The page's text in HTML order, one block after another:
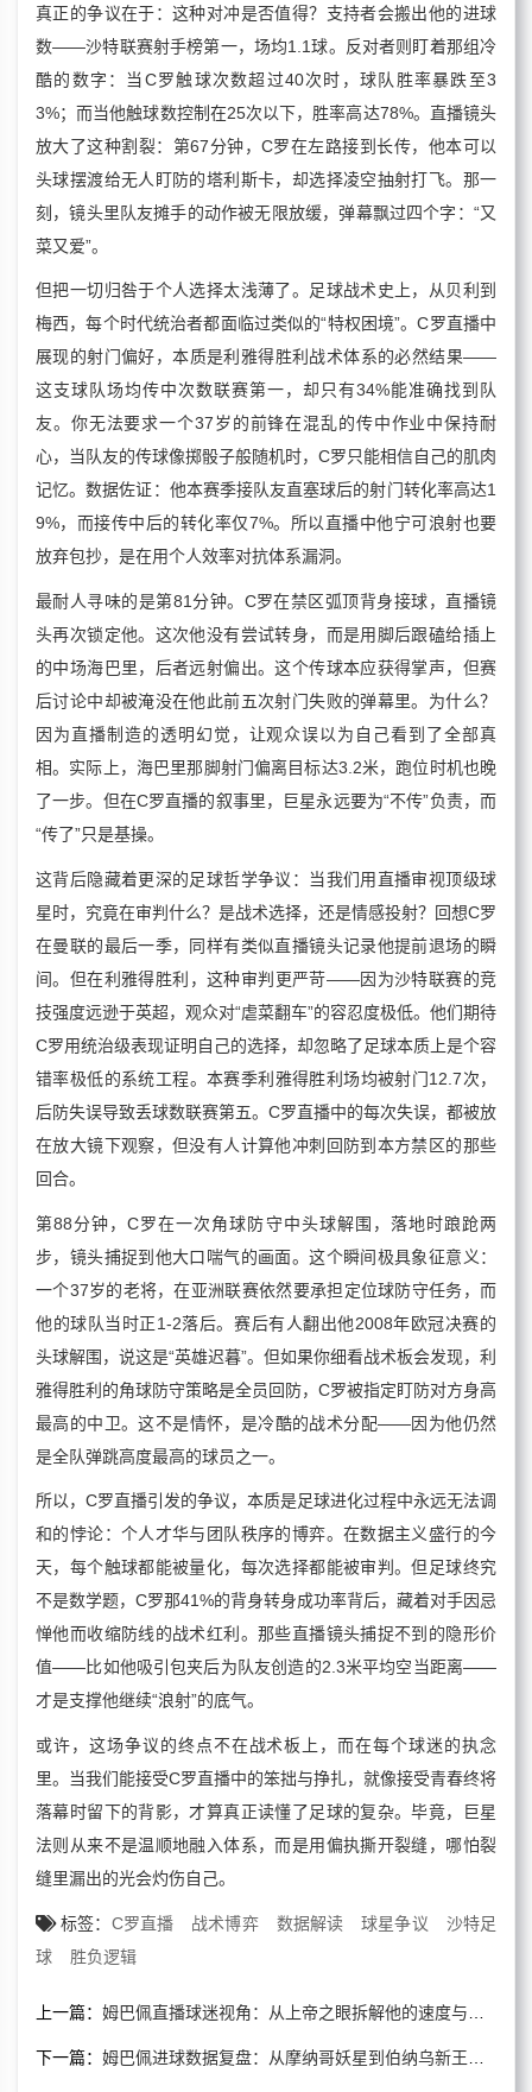
真正的争议在于：这种对冲是否值得？支持者会搬出他的进球
数——沙特联赛射手榜第一，场均1.1球。反对者则盯着那组冷
酷的数字：当C罗触球次数超过40次时，球队胜率暴跌至3
3%；而当他触球数控制在25次以下，胜率高达78%。直播镜头
放大了这种割裂：第67分钟，C罗在左路接到长传，他本可以
头球摆渡给无人盯防的塔利斯卡，却选择凌空抽射打飞。那一
刻，镜头里队友摊手的动作被无限放缓，弹幕飘过四个字：“又
菜又爱”。
但把一切归咎于个人选择太浅薄了。足球战术史上，从贝利到
梅西，每个时代统治者都面临过类似的“特权困境”。C罗直播中
展现的射门偏好，本质是利雅得胜利战术体系的必然结果——
这支球队场均传中次数联赛第一，却只有34%能准确找到队
友。你无法要求一个37岁的前锋在混乱的传中作业中保持耐
心，当队友的传球像掷骰子般随机时，C罗只能相信自己的肌肉
记忆。数据佐证：他本赛季接队友直塞球后的射门转化率高达1
9%，而接传中后的转化率仅7%。所以直播中他宁可浪射也要
放弃包抄，是在用个人效率对抗体系漏洞。
最耐人寻味的是第81分钟。C罗在禁区弧顶背身接球，直播镜
头再次锁定他。这次他没有尝试转身，而是用脚后跟磕给插上
的中场海巴里，后者远射偏出。这个传球本应获得掌声，但赛
后讨论中却被淹没在他此前五次射门失败的弹幕里。为什么？
因为直播制造的透明幻觉，让观众误以为自己看到了全部真
相。实际上，海巴里那脚射门偏离目标达3.2米，跑位时机也晚
了一步。但在C罗直播的叙事里，巨星永远要为“不传”负责，而
“传了”只是基操。
这背后隐藏着更深的足球哲学争议：当我们用直播审视顶级球
星时，究竟在审判什么？是战术选择，还是情感投射？回想C罗
在曼联的最后一季，同样有类似直播镜头记录他提前退场的瞬
间。但在利雅得胜利，这种审判更严苛——因为沙特联赛的竞
技强度远逊于英超，观众对“虐菜翻车”的容忍度极低。他们期待
C罗用统治级表现证明自己的选择，却忽略了足球本质上是个容
错率极低的系统工程。本赛季利雅得胜利场均被射门12.7次，
后防失误导致丢球数联赛第五。C罗直播中的每次失误，都被放
在放大镜下观察，但没有人计算他冲刺回防到本方禁区的那些
回合。
第88分钟，C罗在一次角球防守中头球解围，落地时踉跄两
步，镜头捕捉到他大口喘气的画面。这个瞬间极具象征意义：
一个37岁的老将，在亚洲联赛依然要承担定位球防守任务，而
他的球队当时正1-2落后。赛后有人翻出他2008年欧冠决赛的
头球解围，说这是“英雄迟暮”。但如果你细看战术板会发现，利
雅得胜利的角球防守策略是全员回防，C罗被指定盯防对方身高
最高的中卫。这不是情怀，是冷酷的战术分配——因为他仍然
是全队弹跳高度最高的球员之一。
所以，C罗直播引发的争议，本质是足球进化过程中永远无法调
和的悖论：个人才华与团队秩序的博弈。在数据主义盛行的今
天，每个触球都能被量化，每次选择都能被审判。但足球终究
不是数学题，C罗那41%的背身转身成功率背后，藏着对手因忌
惮他而收缩防线的战术红利。那些直播镜头捕捉不到的隐形价
值——比如他吸引包夹后为队友创造的2.3米平均空当距离——
才是支撑他继续“浪射”的底气。
或许，这场争议的终点不在战术板上，而在每个球迷的执念
里。当我们能接受C罗直播中的笨拙与挣扎，就像接受青春终将
落幕时留下的背影，才算真正读懂了足球的复杂。毕竟，巨星
法则从来不是温顺地融入体系，而是用偏执撕开裂缝，哪怕裂
缝里漏出的光会灼伤自己。
标签： C罗直播 战术博弈 数据解读 球星争议
沙特足
球
胜负逻辑
上一篇： 姆巴佩直播球迷视角：从上帝之眼拆解他的速度与空间密码
下一篇： 姆巴佩进球数据复盘：从摩纳哥妖星到伯纳乌新王的蜕变密码